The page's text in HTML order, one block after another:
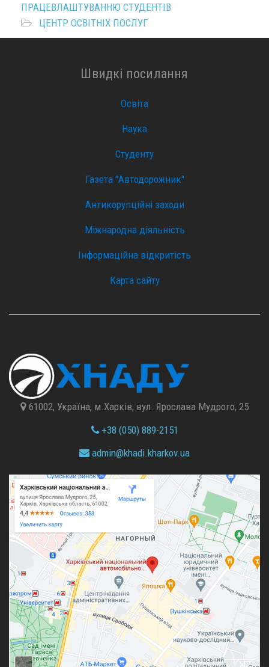
ПРАЦЕВЛАШТУВАННЮ СТУДЕНТІВ
ЦЕНТР ОСВІТНІХ ПОСЛУГ
Швидкі посилання
Освіта
Наука
Студенту
Газета "Автодорожник"
Антикорупційні заходи
Міжнародна діяльність
Інформаційна відкритість
Карта сайту
61002, Україна, м.Харків, вул. Ярослава Мудрого, 25
+38 (050) 889-2151
admin@khadi.kharkov.ua